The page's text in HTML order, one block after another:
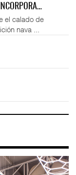
el calado de
nava ...